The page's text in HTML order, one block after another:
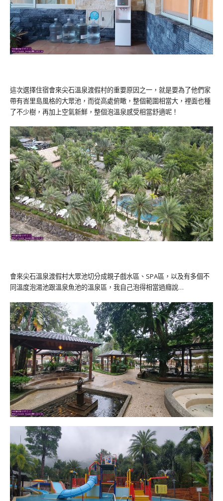
這次選擇住宿會來尖石溫泉渡假村的重要原因之一，就是要為了他們家
帶有峇里島風格的大眾池，而從高處俯瞰，整個範圍相當大，裡面也種
了不少樹，再加上空氣新鮮，整個泡溫泉感受相當舒適呢！
會來尖石溫泉渡假村大眾池切分成親子戲水區、SPA區，以及有多個不
同溫度泡湯池跟溫泉魚池的溫泉區，我自己泡得相當過癮說…